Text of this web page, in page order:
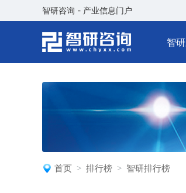
智研咨询 - 产业信息门户
智
首页 排行榜 智研排行榜